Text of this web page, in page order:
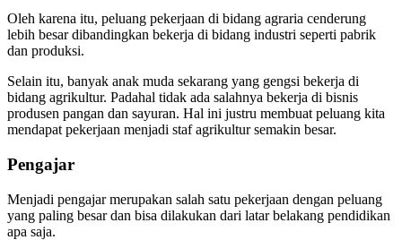
Oleh karena itu, peluang pekerjaan di bidang agraria cenderung
lebih besar dibandingkan bekerja di bidang industri seperti pabrik
dan produksi.
Selain itu, banyak anak muda sekarang yang gengsi bekerja di
bidang agrikultur. Padahal tidak ada salahnya bekerja di bisnis
produsen pangan dan sayuran. Hal ini justru membuat peluang kita
mendapat pekerjaan menjadi staf agrikultur semakin besar.
Pengajar
Menjadi pengajar merupakan salah satu pekerjaan dengan peluang
yang paling besar dan bisa dilakukan dari latar belakang pendidikan
apa saja.